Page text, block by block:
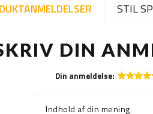
STIL
DIN
Din anmeldelse:
Indhold af din mening